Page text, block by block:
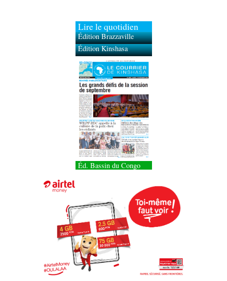
Lire le quotidien
Édition Brazzaville
Édition Kinshasa
Éd. Bassin du Congo